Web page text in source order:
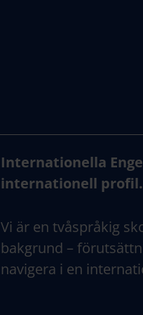
Internationella
internationell profil.
Vi är en tvåspråkig
bakgrund –
navigera i en